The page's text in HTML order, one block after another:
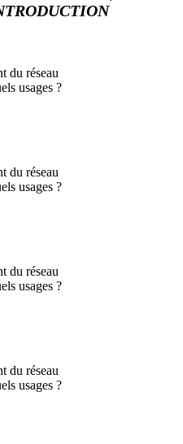
du réseau
usages ?
du réseau
usages ?
du réseau
usages ?
du réseau
usages ?